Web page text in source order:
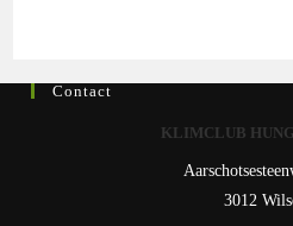
Contact
KLIMCLUB
3012